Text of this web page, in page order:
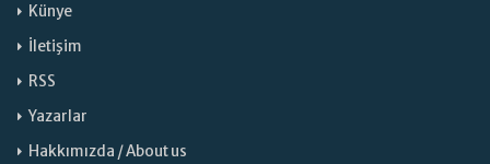
Künye
İletişim
RSS
Yazarlar
Hakkımızda / About us